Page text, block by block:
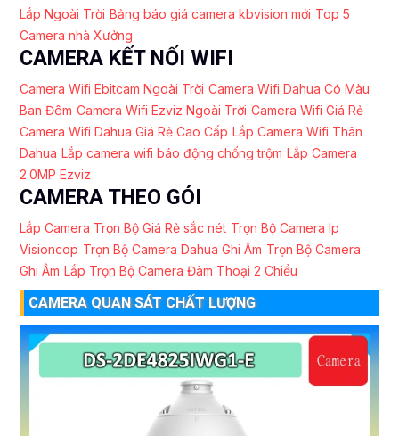
Lắp Ngoài Trời Bảng báo giá camera kbvision mới Top 5
Camera nhà Xưởng
CAMERA KẾT NỐI WIFI
Camera Wifi Ebitcam Ngoài Trời Camera Wifi Dahua Có Màu
Ban Đêm Camera Wifi Ezviz Ngoài Trời Camera Wifi Giá Rẻ
Camera Wifi Dahua Giá Rẻ Cao Cấp Lắp Camera Wifi Thân
Dahua Lắp camera wifi báo động chống trộm Lắp Camera
2.0MP Ezviz
CAMERA THEO GÓI
Lắp Camera Trọn Bộ Giá Rẻ sắc nét Trọn Bộ Camera Ip
Visioncop Trọn Bộ Camera Dahua Ghi Âm Trọn Bộ Camera
Ghi Âm Lắp Trọn Bộ Camera Đàm Thoại 2 Chiều
CAMERA QUAN SÁT CHẤT LƯỢNG